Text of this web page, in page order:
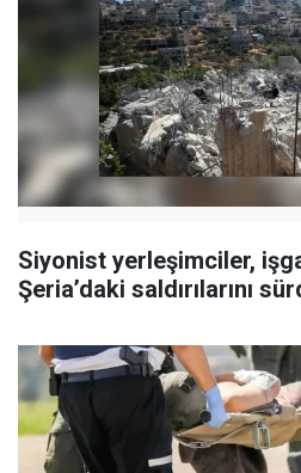
Siyonist yerleşimciler,
Şeria’daki saldırılarını